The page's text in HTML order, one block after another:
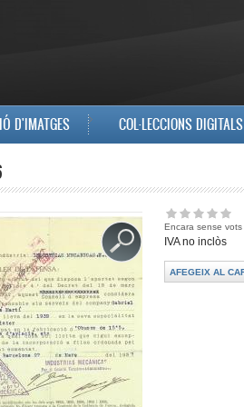
D'IMATGES COL·LECCIONS DIGITALS
Encara sense vots
IVA no inclòs